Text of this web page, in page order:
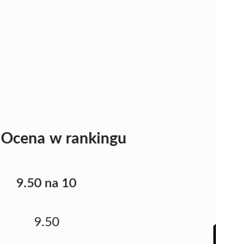
Ocena w rankingu
9.50 na 10
9.50